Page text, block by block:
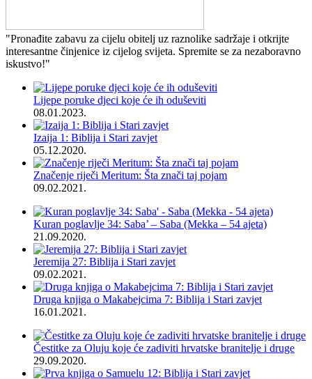
"Pronađite zabavu za cijelu obitelj uz raznolike sadržaje i otkrijte
interesantne činjenice iz cijelog svijeta. Spremite se za nezaboravno
iskustvo!"
Lijepe poruke djeci koje će ih oduševiti
08.01.2023.
Izaija 1: Biblija i Stari zavjet
05.12.2020.
Značenje riječi Meritum: Šta znači taj pojam
09.02.2021.
Kuran poglavlje 34: Saba’ – Saba (Mekka – 54 ajeta)
21.09.2020.
Jeremija 27: Biblija i Stari zavjet
09.02.2021.
Druga knjiga o Makabejcima 7: Biblija i Stari zavjet
16.01.2021.
Čestitke za Oluju koje će zadiviti hrvatske branitelje i druge
29.09.2020.